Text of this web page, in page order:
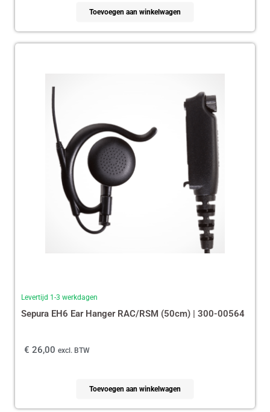
Toevoegen aan winkelwagen
Levertijd 1-3 werkdagen
Sepura EH6 Ear Hanger RAC/RSM (50cm) | 300-00564
€ 26,00 excl. BTW
Toevoegen aan winkelwagen